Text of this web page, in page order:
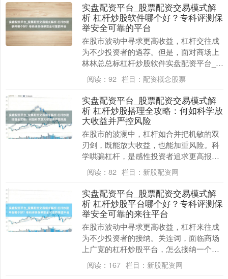
实盘配资平台_股票配资交易模式解
析 杠杆炒股软件哪个好？专科评测保
举安全可靠的平台
在股市波动中寻求更高收益，杠杆交往成
为不少投资者的遴荐。但是，面对商场上
林林总总标杠杆炒股软件实盘配资平台_股
票配资交易模式解析，何如遴荐安全可靠
的平台成为投资....
阅读： 92 栏目： 配资概念股票
实盘配资平台_股票配资交易模式解
析 杠杆炒股搭理全攻略：何如科学放
大收益并严控风险
在股市的波澜中，杠杆如合并把机敏的双
刃剑，既能放大收益，也能加重风险。科
学哄骗杠杆，是感性投资者追求更高报告
时必须掌捏的关键妙技。本文将为您揭示
如安在使用杠杆炒....
阅读： 82 栏目： 新股配资网
实盘配资平台_股票配资交易模式解
析 杠杆炒股平台哪个好？专科评测保
举安全可靠的来往平台
在股市波动中寻求更高收益，杠杆来往成
为不少投资者的接纳。关连词，面临商场
上广宽的杠杆炒股平台，怎么接纳一个安
全可靠、稳妥我方的来往平台，成为投资
者枢纽有计划的问....
阅读： 167 栏目： 新股配资网